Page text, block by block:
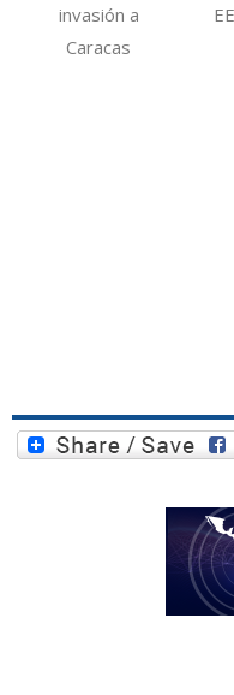
invasión a
Caracas